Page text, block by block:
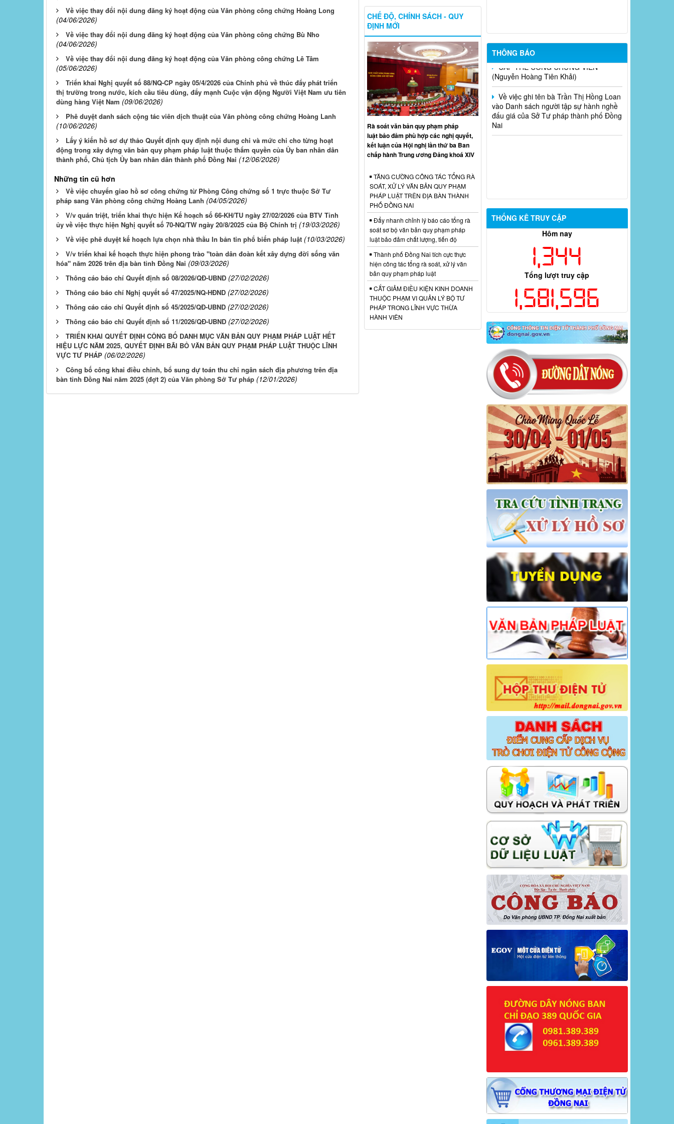
Về việc thay đổi nội dung đăng ký hoạt động của Văn phòng công chứng Hoàng Long
(04/06/2026)
Về việc thay đổi nội dung đăng ký hoạt động của Văn phòng công chứng Bù Nho
(04/06/2026)
Về việc thay đổi nội dung đăng ký hoạt động của Văn phòng công chứng Lê Tâm
(05/06/2026)
Triển khai Nghị quyết số 88/NQ-CP ngày 05/4/2026 của Chính phủ về thúc đẩy phát triển
thị trường trong nước, kích cầu tiêu dùng, đẩy mạnh Cuộc vận động Người Việt Nam ưu tiên
dùng hàng Việt Nam (09/06/2026)
Phê duyệt danh sách cộng tác viên dịch thuật của Văn phòng công chứng Hoàng Lanh
(10/06/2026)
Lấy ý kiến hồ sơ dự thảo Quyết định quy định nội dung chi và mức chi cho từng hoạt
động trong xây dựng văn bản quy phạm pháp luật thuộc thẩm quyền của Ủy ban nhân dân
thành phố, Chủ tịch Ủy ban nhân dân thành phố Đồng Nai (12/06/2026)
Những tin cũ hơn
Về việc chuyển giao hồ sơ công chứng từ Phòng Công chứng số 1 trực thuộc Sở Tư
pháp sang Văn phòng công chứng Hoàng Lanh (04/05/2026)
V/v quán triệt, triển khai thực hiện Kế hoạch số 66-KH/TU ngày 27/02/2026 của BTV Tỉnh
ủy về việc thực hiện Nghị quyết số 70-NQ/TW ngày 20/8/2025 của Bộ Chính trị (19/03/2026)
Về việc phê duyệt kế hoạch lựa chọn nhà thầu In bản tin phổ biến pháp luật (10/03/2026)
V/v triển khai kế hoạch thực hiện phong trào "toàn dân đoàn kết xây dựng đời sống văn
hóa" năm 2026 trên địa bàn tỉnh Đồng Nai (09/03/2026)
Thông cáo báo chí Quyết định số 08/2026/QĐ-UBND (27/02/2026)
Thông cáo báo chí Nghị quyết số 47/2025/NQ-HĐND (27/02/2026)
Thông cáo cáo chí Quyết định số 45/2025/QĐ-UBND (27/02/2026)
Thông cáo báo chí Quyết định số 11/2026/QĐ-UBND (27/02/2026)
TRIỂN KHAI QUYẾT ĐỊNH CÔNG BỐ DANH MỤC VĂN BẢN QUY PHẠM PHÁP LUẬT HẾT
HIỆU LỰC NĂM 2025, QUYẾT ĐỊNH BÃI BỎ VĂN BẢN QUY PHẠM PHÁP LUẬT THUỘC LĨNH
VỰC TƯ PHÁP (06/02/2026)
Công bố công khai điều chỉnh, bổ sung dự toán thu chi ngân sách địa phương trên địa
bàn tỉnh Đồng Nai năm 2025 (đợt 2) của Văn phòng Sở Tư pháp (12/01/2026)
THÔNG BÁO
CẤP THẺ CÔNG CHỨNG VIÊN
(Nguyễn Hoàng Tiên Khải)
Về việc ghi tên bà Trần Thị Hồng Loan
vào Danh sách người tập sự hành nghề
đấu giá của Sở Tư pháp thành phố Đồng
Nai
THỐNG KÊ TRUY CẬP
Hôm nay
1,344
Tổng lượt truy cập
1,581,596
CHẾ ĐỘ, CHÍNH SÁCH - QUY
ĐỊNH MỚI
Rà soát văn bản quy phạm pháp
luật bảo đảm phù hợp các nghị quyết,
kết luận của Hội nghị lần thứ ba Ban
chấp hành Trung ương Đảng khoá XIV
TĂNG CƯỜNG CÔNG TÁC TỔNG RÀ
SOÁT, XỬ LÝ VĂN BẢN QUY PHẠM
PHÁP LUẬT TRÊN ĐỊA BÀN THÀNH
PHỐ ĐỒNG NAI
Đẩy nhanh chỉnh lý báo cáo tổng rà
soát sơ bộ văn bản quy phạm pháp
luật bảo đảm chất lượng, tiến độ
Thành phố Đồng Nai tích cực thực
hiện công tác tổng rà soát, xử lý văn
bản quy phạm pháp luật
CẮT GIẢM ĐIỀU KIỆN KINH DOANH
THUỘC PHẠM VI QUẢN LÝ BỘ TƯ
PHÁP TRONG LĨNH VỰC THỪA
HÀNH VIÊN